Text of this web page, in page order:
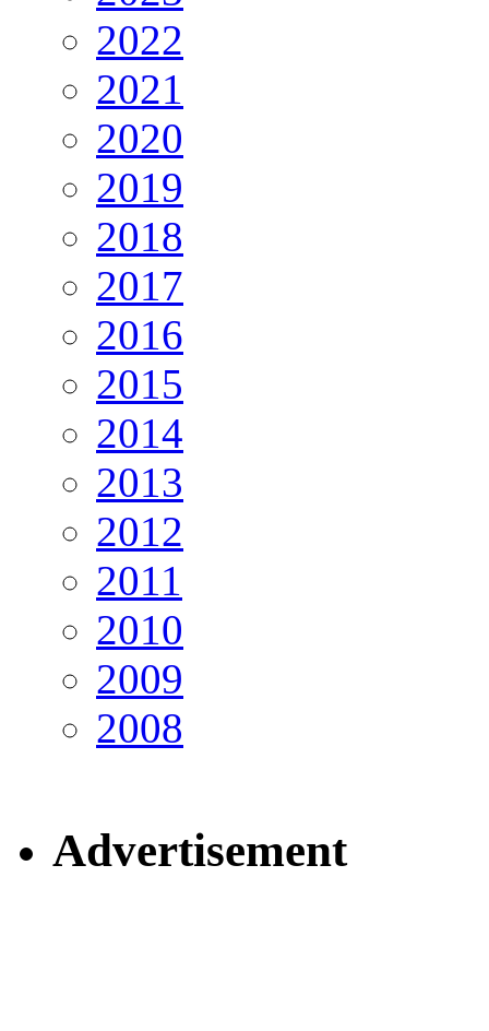
2022
2021
2020
2019
2018
2017
2016
2015
2014
2013
2012
2011
2010
2009
2008
Advertisement